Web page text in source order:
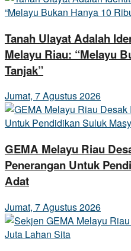
Tanah Ulayat Adalah
Melayu Riau: “Melayu
Tanjak”
Jumat, 7 Agustus 2026
GEMA Melayu Riau
Penerangan Untuk
Adat
Jumat, 7 Agustus 2026